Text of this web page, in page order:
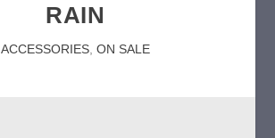
RAIN
ACCESSORIES, ON SALE